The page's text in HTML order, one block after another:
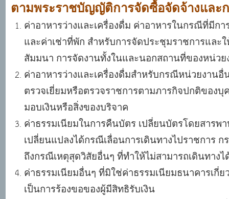
ตามพระราชบัญญัติการจัดซื้อจัดจ้างและ
ค่าอาหารว่างและเครื่องดื่ม ค่าอาหารในกรณีที่มีก
และค่าเช่าที่พัก สำหรับการจัดประชุมราชการและ
สัมมนา การจัดงานทั้งในและนอกสถานที่ของหน่วย
ค่าอาหารว่างและเครื่องดื่มสำหรับกรณีหน่วยงาน
ตรวจเยี่ยมหรือตรวจราชการตามภารกิจปกติของ
มอบเงินหรือสิ่งของบริจาค
ค่าธรรมเนียมในการคืนบัตร เปลี่ยนบัตรโดยสารพ
เปลี่ยนแปลงได้กรณีเลื่อนการเดินทางไปราชการ
ถึงกรณีเหตุสุดวิสัยอื่นๆ ที่ทำให้ไม่สามารถเดินทาง
ค่าธรรมเนียมอื่นๆ ที่มิใช่ค่าธรรมเนียมธนาคารเกี่
เป็นการร้องขอของผู้มีสิทธิรับเงิน